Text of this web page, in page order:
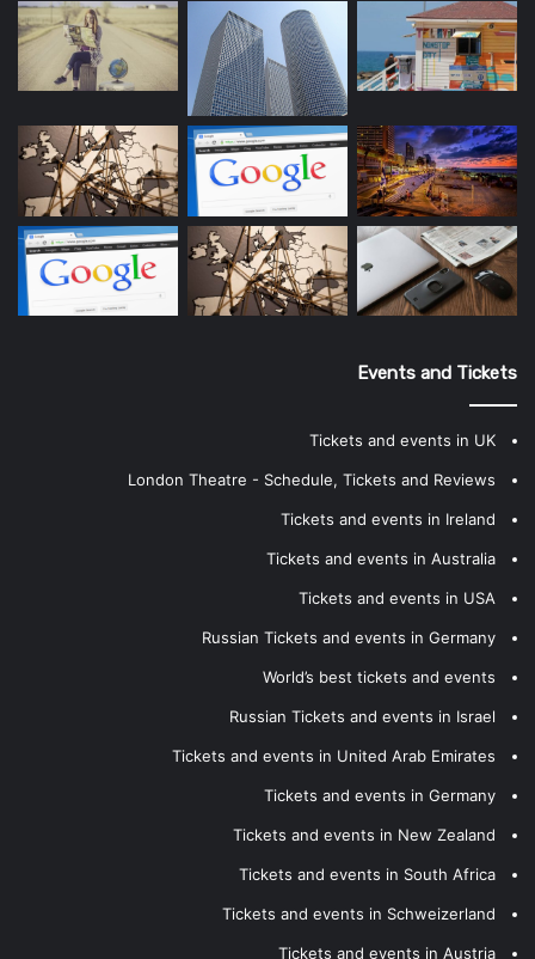
Events and Tickets
Tickets and events in UK
London Theatre - Schedule, Tickets and Reviews
Tickets and events in Ireland
Tickets and events in Australia
Tickets and events in USA
Russian Tickets and events in Germany
World’s best tickets and events
Russian Tickets and events in Israel
Tickets and events in United Arab Emirates
Tickets and events in Germany
Tickets and events in New Zealand
Tickets and events in South Africa
Tickets and events in Schweizerland
Tickets and events in Austria